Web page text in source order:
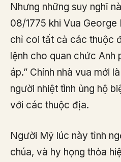
Nhưng những suy nghĩ
08/1775 khi Vua George
chỉ coi tất cả các thuộc
lệnh cho quan chức Anh
áp.” Chính nhà vua mới
người nhiệt tình ủng hộ
với các thuộc địa.
Người Mỹ lúc này tỉnh
chúa, và hy họng thỏa